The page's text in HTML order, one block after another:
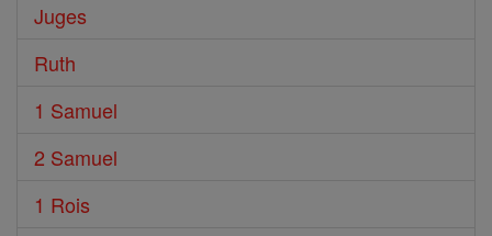
Juges
Ruth
1 Samuel
2 Samuel
1 Rois